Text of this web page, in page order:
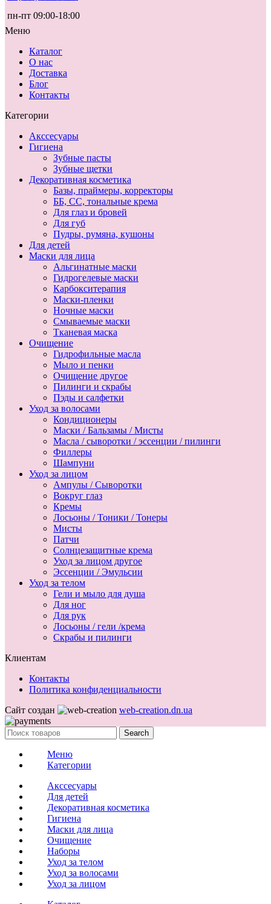
пн-пт 09:00-18:00
Меню
Каталог
О нас
Доставка
Блог
Контакты
Категории
Акссесуары
Гигиена
Зубные пасты
Зубные щетки
Декоративная косметика
Базы, праймеры, корректоры
ББ, СС, тональные крема
Для глаз и бровей
Для губ
Пудры, румяна, кушоны
Для детей
Маски для лица
Альгинатные маски
Гидрогелевые маски
Карбокситерапия
Маски-пленки
Ночные маски
Смываемые маски
Тканевая маска
Очищение
Гидрофильные масла
Мыло и пенки
Очищение другое
Пилинги и скрабы
Пэды и салфетки
Уход за волосами
Кондиционеры
Маски / Бальзамы / Мисты
Масла / сыворотки / эссенции / пилинги
Филлеры
Шампуни
Уход за лицом
Ампулы / Сыворотки
Вокруг глаз
Кремы
Лосьоны / Тоники / Тонеры
Мисты
Патчи
Солнцезащитные крема
Уход за лицом другое
Эссенции / Эмульсии
Уход за телом
Гели и мыло для душа
Для ног
Для рук
Лосьоны / гели /крема
Скрабы и пилинги
Клиентам
Контакты
Политика конфиденциальности
Сайт создан
web-creation.dn.ua
Search
Меню
Категории
Акссесуары
Для детей
Декоративная косметика
Гигиена
Маски для лица
Очищение
Наборы
Уход за телом
Уход за волосами
Уход за лицом